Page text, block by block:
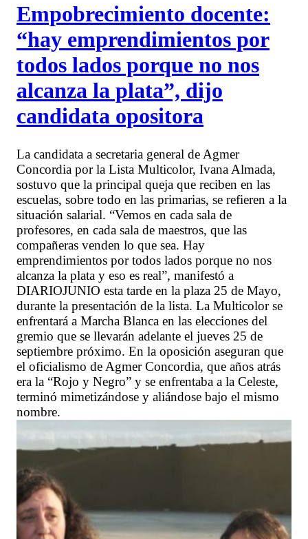
Empobrecimiento docente:
“hay emprendimientos por
todos lados porque no nos
alcanza la plata”, dijo
candidata opositora
La candidata a secretaria general de Agmer
Concordia por la Lista Multicolor, Ivana Almada,
sostuvo que la principal queja que reciben en las
escuelas, sobre todo en las primarias, se refieren a la
situación salarial. “Vemos en cada sala de
profesores, en cada sala de maestros, que las
compañeras venden lo que sea. Hay
emprendimientos por todos lados porque no nos
alcanza la plata y eso es real”, manifestó a
DIARIOJUNIO esta tarde en la plaza 25 de Mayo,
durante la presentación de la lista. La Multicolor se
enfrentará a Marcha Blanca en las elecciones del
gremio que se llevarán adelante el jueves 25 de
septiembre próximo. En la oposición aseguran que
el oficialismo de Agmer Concordia, que años atrás
era la “Rojo y Negro” y se enfrentaba a la Celeste,
terminó mimetizándose y aliándose bajo el mismo
nombre.